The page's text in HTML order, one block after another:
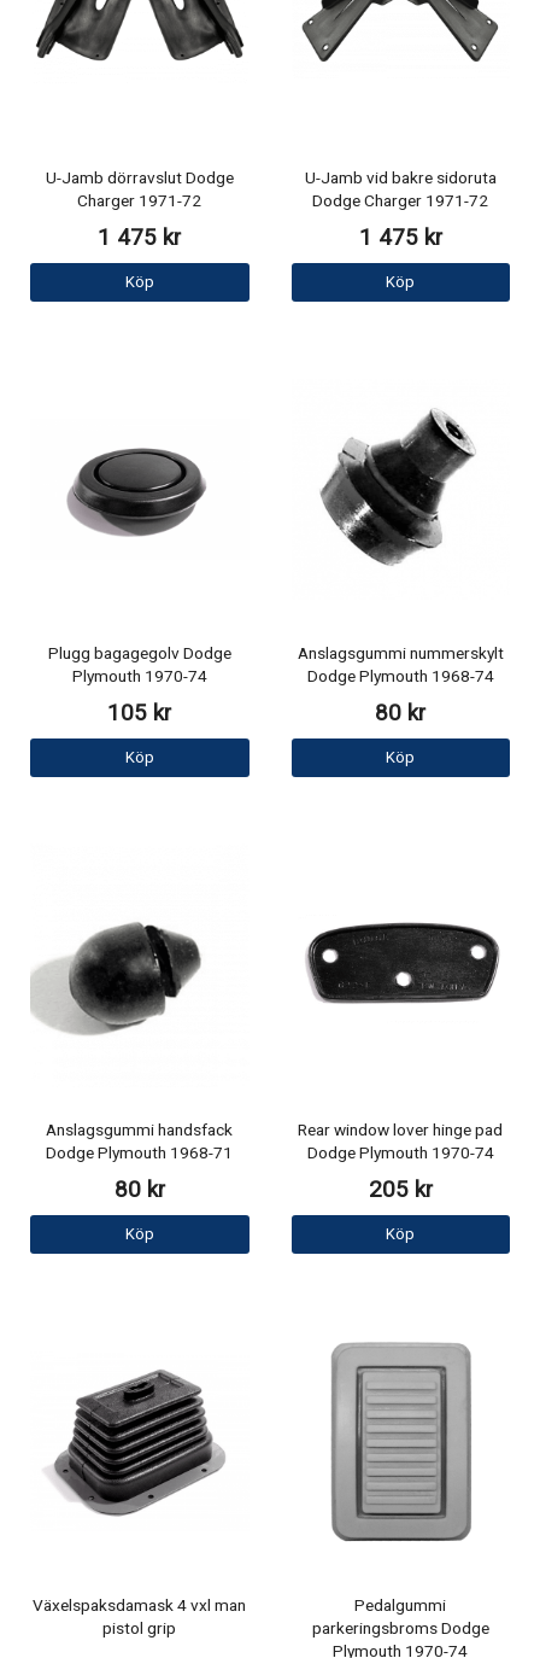
U-Jamb dörravslut Dodge
Charger 1971-72
1 475 kr
Köp
U-Jamb vid bakre sidoruta
Dodge Charger 1971-72
1 475 kr
Köp
Plugg bagagegolv Dodge
Plymouth 1970-74
105 kr
Köp
Anslagsgummi nummerskylt
Dodge Plymouth 1968-74
80 kr
Köp
Anslagsgummi handsfack
Dodge Plymouth 1968-71
80 kr
Köp
Rear window lover hinge pad
Dodge Plymouth 1970-74
205 kr
Köp
Växelspaksdamask 4 vxl man
pistol grip
Pedalgummi
parkeringsbroms Dodge
Plymouth 1970-74